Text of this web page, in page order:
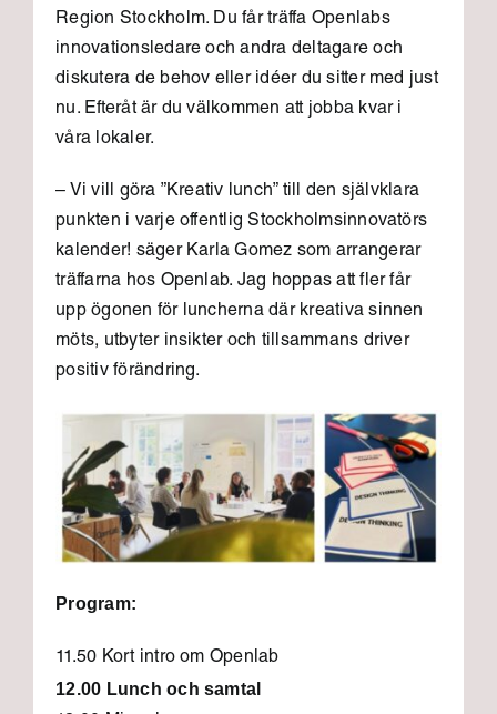
Region Stockholm. Du får träffa Openlabs
innovationsledare och andra deltagare och
diskutera de behov eller idéer du sitter med just
nu. Efteråt är du välkommen att jobba kvar i
våra lokaler.
– Vi vill göra ”Kreativ lunch” till den självklara
punkten i varje offentlig Stockholmsinnovatörs
kalender! säger Karla Gomez som arrangerar
träffarna hos Openlab. Jag hoppas att fler får
upp ögonen för luncherna där kreativa sinnen
möts, utbyter insikter och tillsammans driver
positiv förändring.
Program:
11.50 Kort intro om Openlab
12.00 Lunch och samtal